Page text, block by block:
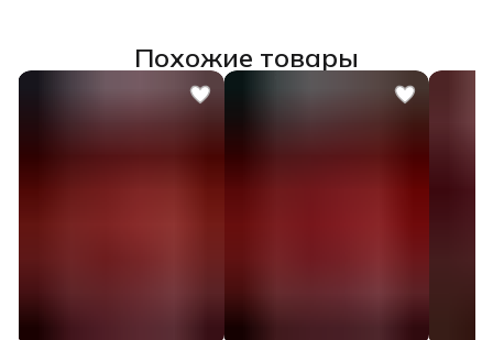
Похожие товары